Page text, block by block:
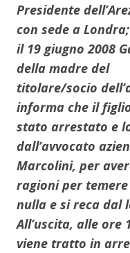
Presidente
con sede a Londra;
il 19 giugno 2008
della madre del
titolare/socio
informa che il
stato arrestato e
dall’avvocato
Marcolini, per
ragioni per temere
nulla e si reca dal
All’uscita, alle ore
viene tratto in